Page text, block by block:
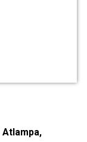
Atlampa,